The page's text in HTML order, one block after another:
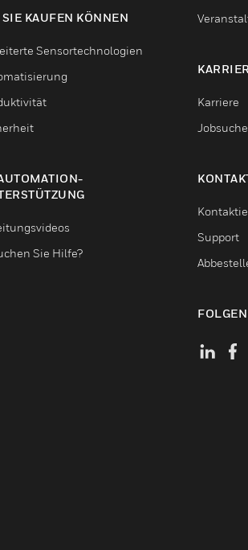
SIE KAUFEN KÖNNEN
Sensortechnologien
Sie Hilfe?
Karriere
Jobsuche
Support